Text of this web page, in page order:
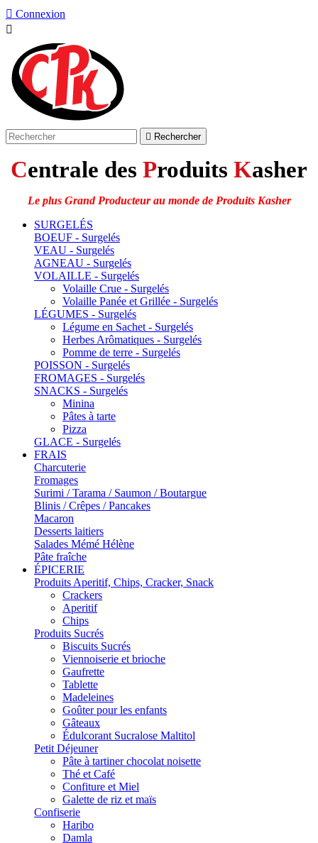
 Connexion

 Rechercher
Centrale des Produits Kasher
Le plus Grand Producteur au monde de Produits Kasher
SURGELÉS
BOEUF - Surgelés
VEAU - Surgelés
AGNEAU - Surgelés
VOLAILLE - Surgelés
Volaille Crue - Surgelés
Volaille Panée et Grillée - Surgelés
LÉGUMES - Surgelés
Légume en Sachet - Surgelés
Herbes Arômatiques - Surgelés
Pomme de terre - Surgelés
POISSON - Surgelés
FROMAGES - Surgelés
SNACKS - Surgelés
Minina
Pâtes à tarte
Pizza
GLACE - Surgelés
FRAIS
Charcuterie
Fromages
Surimi / Tarama / Saumon / Boutargue
Blinis / Crêpes / Pancakes
Macaron
Desserts laitiers
Salades Mémé Hélène
Pâte fraîche
ÉPICERIE
Produits Aperitif, Chips, Cracker, Snack
Crackers
Aperitif
Chips
Produits Sucrés
Biscuits Sucrés
Viennoiserie et brioche
Gaufrette
Tablette
Madeleines
Goûter pour les enfants
Gâteaux
Édulcorant Sucralose Maltitol
Petit Déjeuner
Pâte à tartiner chocolat noisette
Thé et Café
Confiture et Miel
Galette de riz et maïs
Confiserie
Haribo
Damla